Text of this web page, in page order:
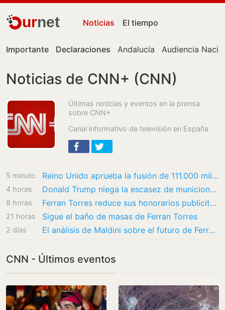
urnet Noticias El tiempo
Importante Declaraciones Andalucía Audiencia
Noticias de CNN+ (CNN)
Últimas noticias y eventos en la prensa
sobre CNN+
Canal informativo de televisión en España
5 minutos Reino Unido aprueba la fusión de 111.000 millones de dólares entre Paramount y Warner…
4 horas Donald Trump niega la escasez de municiones en EE.UU.
8 horas Ferran Torres reduce sus honorarios publicitarios para convertirse en imagen mundial de la…
21 horas Sigue el baño de masas de Ferran Torres
2 días El análisis de Maldini sobre el futuro de Ferran Torres: ‘Es una pena. Incluso metiendo el…
CNN - Últimos eventos